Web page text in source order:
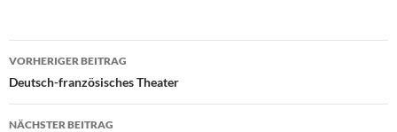
Beitragsnavigation
VORHERIGER BEITRAG
Deutsch-französisches Theater
NÄCHSTER BEITRAG